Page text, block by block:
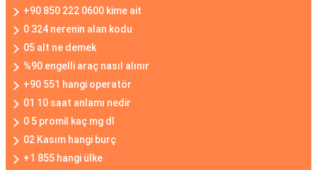
+90 850 222 0600 kime ait
0 324 nerenin alan kodu
05 alt ne demek
%90 engelli araç nasıl alınır
+90 551 hangi operatör
01 10 saat anlamı nedir
0 5 promil kaç mg dl
02 Kasım hangi burç
+1 855 hangi ülke